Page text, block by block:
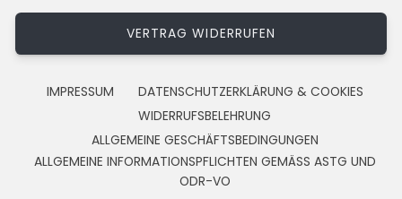
VERTRAG WIDERRUFEN
IMPRESSUM
DATENSCHUTZERKLÄRUNG & COOKIES
WIDERRUFSBELEHRUNG
ALLGEMEINE GESCHÄFTSBEDINGUNGEN
ALLGEMEINE INFORMATIONSPFLICHTEN GEMÄSS ASTG UND
ODR-VO